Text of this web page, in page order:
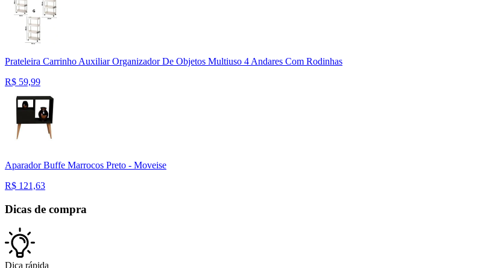
Prateleira Carrinho Auxiliar Organizador De Objetos Multiuso 4 Andares Com Rodinhas
R$ 59,99
Aparador Buffe Marrocos Preto - Moveise
R$ 121,63
Dicas de compra
Dica rápida